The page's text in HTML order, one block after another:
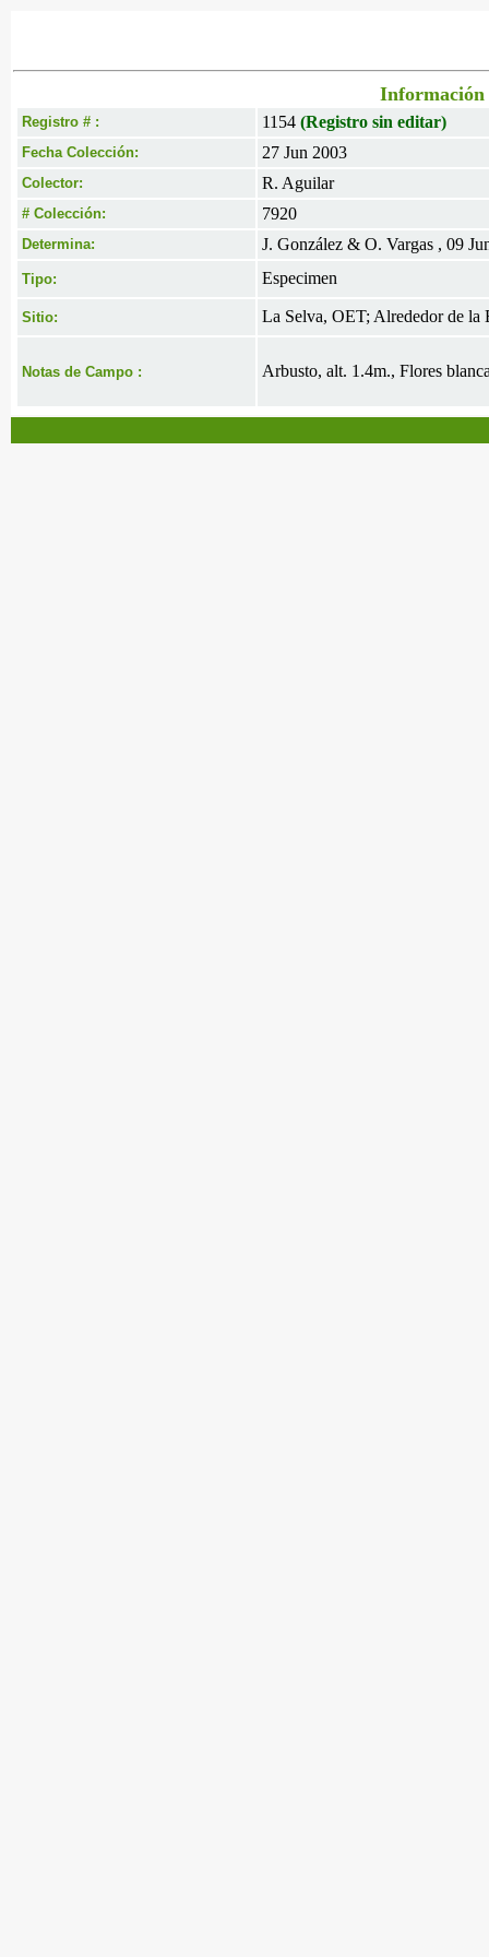
Información
Registro # : 1154 (Registro sin editar)
Fecha Colección: 27 Jun 2003
Colector: R. Aguilar
# Colección: 7920
Determina: J. González & O. Vargas , 09
Tipo: Especimen
Sitio: La Selva, OET; Alrededor de la
Notas de Campo : Arbusto, alt. 1.4m., Flores